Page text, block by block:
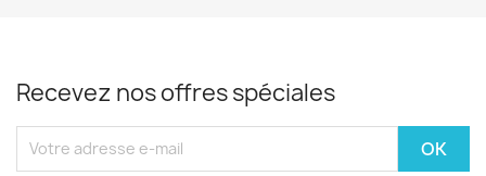
Recevez nos offres spéciales